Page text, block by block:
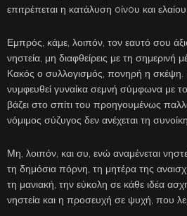
επιτρέπεται η κατάλυση oίνoυ και ελαίου.
Εμπρός, κάμε, λοιπόν, τον εαυτό σου
νηστεία, μη διαφθείρεις με τη σημερινή
Κακός ο συλλογισμός, πονηρή η σκέψη.
νυμφευθεί γυναίκα σεμνή σύμφωνα με
βάζει στο σπίτι του προηγουμένως
νόμιμος σύζυγος δεν ανέχεται τη
Μη, λοιπόν, και συ, ενώ αναμένεται
τη δημόσια πόρνη, τη μητέρα της
τη μανιακή, την εύκολη σε κάθε ιδέα
νηστεία και η προσευχή σε ψυχή, που